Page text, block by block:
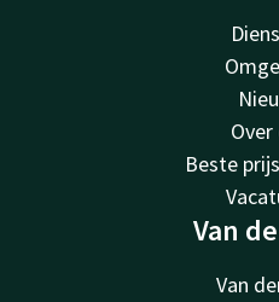
Over
Beste
Van
Van